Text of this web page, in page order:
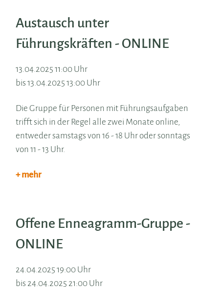
Austausch unter
Führungskräften - ONLINE
13.04.2025 11:00 Uhr
bis 13.04.2025 13:00 Uhr
Die Gruppe für Personen mit Führungsaufgaben
trifft sich in der Regel alle zwei Monate online,
entweder samstags von 16 - 18 Uhr oder sonntags
von 11 - 13 Uhr.
+ mehr
Offene Enneagramm-Gruppe -
ONLINE
24.04.2025 19:00 Uhr
bis 24.04.2025 21:00 Uhr